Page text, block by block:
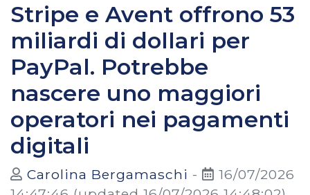
Stripe e Avent offrono 53
miliardi di dollari per
PayPal. Potrebbe
nascere uno maggiori
operatori nei pagamenti
digitali
Carolina Bergamaschi -
16/07/2026